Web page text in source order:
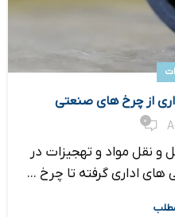
0
نقل مواد و تهجیزات در
اداری گرفته تا چرخ ...